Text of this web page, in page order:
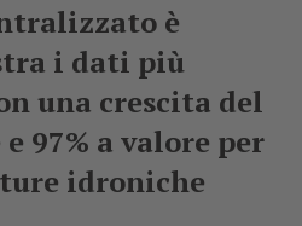
è
i dati più
una crescita del
97% a valore per
idroniche